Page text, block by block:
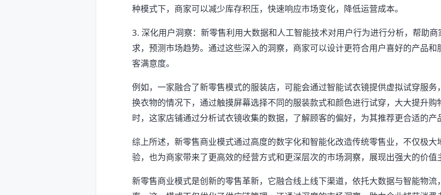
种模式下，商家可以减少库存积压，快速响应市场变化，降低运营成本。
3. 深化用户洞察：新零售利用大数据和人工智能技术对用户行为进行分析，帮助
求，预测市场趋势。通过这些深入的洞察，商家可以设计更符合用户喜好的产品
客满意度。
例如，一家融合了新零售模式的服装店，可能会通过智能试衣镜提供虚拟试穿服务
换衣物的情况下，通过触摸屏幕选择不同的服装款式和颜色进行试穿，大大提升购
时，这家店铺通过分析试衣镜收集的数据，了解顾客的偏好，为其推荐更合适的产
综上所述，新零售商业模式通过高度的数字化和智能化改造传统零售业，不仅极大
验，也为商家带来了更高效的经营方式和更深层次的市场洞察，展现出强大的价值
新零售商业模式是创新的零售革新，它融合线上线下渠道，依托大数据与智能物